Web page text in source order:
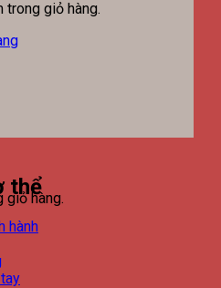
trong giỏ hàng.
giỏ hàng.
thể